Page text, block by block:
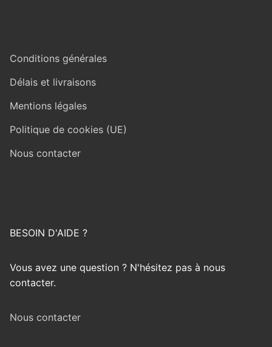
Conditions générales
Délais et livraisons
Mentions légales
Politique de cookies (UE)
Nous contacter
BESOIN D'AIDE ?
Vous avez une question ? N'hésitez pas à nous
contacter.
Nous contacter